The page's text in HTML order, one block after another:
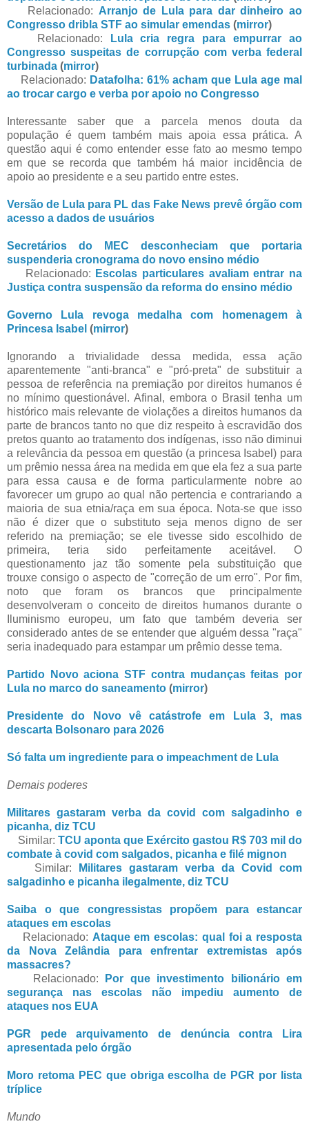
Relacionado: Arranjo de Lula para dar dinheiro ao
Congresso dribla STF ao simular emendas (mirror)
Relacionado:
Lula cria regra para empurrar ao
Congresso suspeitas de corrupção com verba federal
turbinada (mirror)
Relacionado: Datafolha: 61% acham que Lula age mal
ao trocar cargo e verba por apoio no Congresso
Interessante saber que a parcela menos douta da
população é quem também mais apoia essa prática. A
questão aqui é como entender esse fato ao mesmo tempo
em que se recorda que também há maior incidência de
apoio ao presidente e a seu partido entre estes.
Versão de Lula para PL das Fake News prevê órgão com
acesso a dados de usuários
Secretários do MEC desconheciam que portaria
suspenderia cronograma do novo ensino médio
Relacionado: Escolas particulares avaliam entrar na
Justiça contra suspensão da reforma do ensino médio
Governo Lula revoga medalha com homenagem à
Princesa Isabel (mirror)
Ignorando a trivialidade dessa medida, essa ação
aparentemente "anti-branca" e "pró-preta" de substituir a
pessoa de referência na premiação por direitos humanos é
no mínimo questionável. Afinal, embora o Brasil tenha um
histórico mais relevante de violações a direitos humanos da
parte de brancos tanto no que diz respeito à escravidão dos
pretos quanto ao tratamento dos indígenas, isso não diminui
a relevância da pessoa em questão (a princesa Isabel) para
um prêmio nessa área na medida em que ela fez a sua parte
para essa causa e de forma particularmente nobre ao
favorecer um grupo ao qual não pertencia e contrariando a
maioria de sua etnia/raça em sua época. Nota-se que isso
não é dizer que o substituto seja menos digno de ser
referido na premiação; se ele tivesse sido escolhido de
primeira, teria sido perfeitamente aceitável. O
questionamento jaz tão somente pela substituição que
trouxe consigo o aspecto de "correção de um erro". Por fim,
noto que foram os brancos que principalmente
desenvolveram o conceito de direitos humanos durante o
Iluminismo europeu, um fato que também deveria ser
considerado antes de se entender que alguém dessa "raça"
seria inadequado para estampar um prêmio desse tema.
Partido Novo aciona STF contra mudanças feitas por
Lula no marco do saneamento (mirror)
Presidente do Novo vê catástrofe em Lula 3, mas
descarta Bolsonaro para 2026
Só falta um ingrediente para o impeachment de Lula
Demais poderes
Militares gastaram verba da covid com salgadinho e
picanha, diz TCU
Similar: TCU aponta que Exército gastou R$ 703 mil do
combate à covid com salgados, picanha e filé mignon
Similar:
Militares gastaram verba da Covid com
salgadinho e picanha ilegalmente, diz TCU
Saiba o que congressistas propõem para estancar
ataques em escolas
Relacionado: Ataque em escolas: qual foi a resposta
da Nova Zelândia para enfrentar extremistas após
massacres?
Relacionado:
Por que investimento bilionário em
segurança nas escolas não impediu aumento de
ataques nos EUA
PGR pede arquivamento de denúncia contra Lira
apresentada pelo órgão
Moro retoma PEC que obriga escolha de PGR por lista
tríplice
Mundo